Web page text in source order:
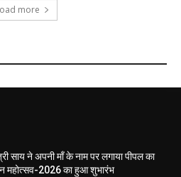
more
साय ने अपनी माँ के नाम पर लगाया पीपल का
महोत्सव-2026 का हुआ शुभारंभ